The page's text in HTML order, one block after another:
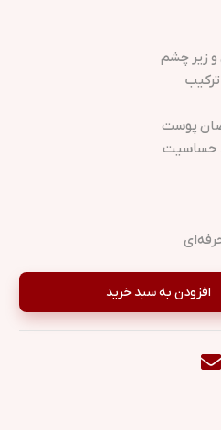
و زیر چشم
پوست
حساسیت
افزودن به سبد خرید